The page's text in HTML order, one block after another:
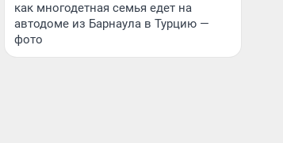
как многодетная семья едет на
автодоме из Барнаула в Турцию —
фото